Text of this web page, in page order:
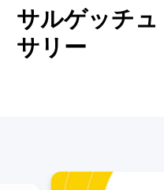
サルゲッチ
サリー